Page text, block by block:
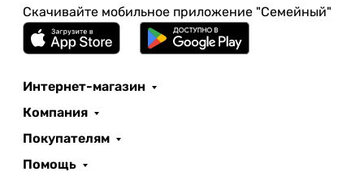
Скачивайте мобильное приложение "Семейный"
Интернет-магазин
Компания
Покупателям
Помощь